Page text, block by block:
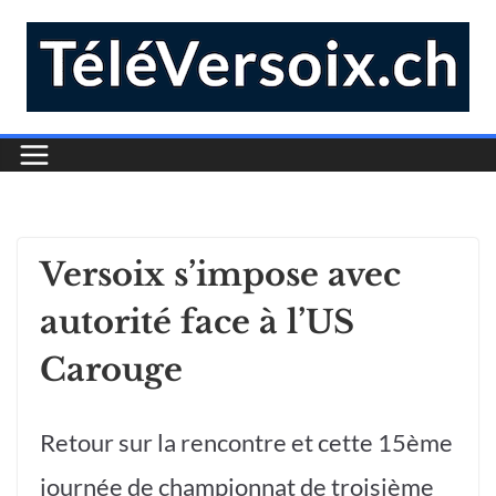
Versoix s’impose avec
autorité face à l’US
Carouge
Retour sur la rencontre et cette 15ème
journée de championnat de troisième